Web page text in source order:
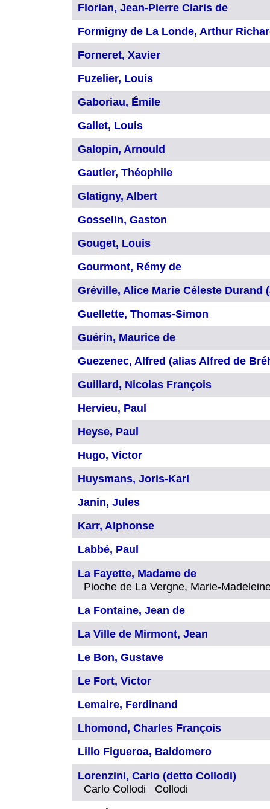
Florian, Jean-Pierre Claris de
Formigny de La Londe, Arthur
Forneret, Xavier
Fuzelier, Louis
Gaboriau, Émile
Gallet, Louis
Galopin, Arnould
Gautier, Théophile
Glatigny, Albert
Gosselin, Gaston
Gouget, Louis
Gourmont, Rémy de
Gréville, Alice Marie Céleste Durand
Guellette, Thomas-Simon
Guérin, Maurice de
Guezenec, Alfred (alias Alfred de
Guillard, Nicolas François
Hervieu, Paul
Heyse, Paul
Hugo, Victor
Huysmans, Joris-Karl
Janin, Jules
Karr, Alphonse
Labbé, Paul
La Fayette, Madame de
Pioche de La Vergne, Marie-
La Fontaine, Jean de
La Ville de Mirmont, Jean
Le Bon, Gustave
Le Fort, Victor
Lemaire, Ferdinand
Lhomond, Charles François
Lillo Figueroa, Baldomero
Lorenzini, Carlo (detto Collodi)
Carlo Collodi Collodi